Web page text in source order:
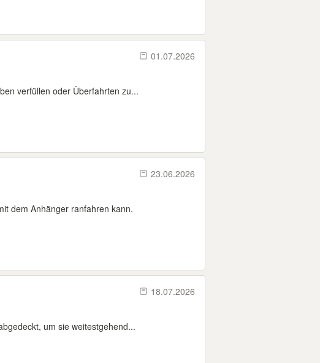
01.07.2026
verfüllen oder Überfahrten zu...
23.06.2026
dem Anhänger ranfahren kann.
18.07.2026
um sie weitestgehend...